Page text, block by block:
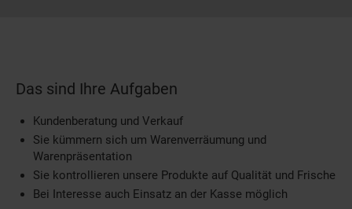
Das sind Ihre Aufgaben
Kundenberatung und Verkauf
Sie kümmern sich um Warenverräumung und
Warenpräsentation
Sie kontrollieren unsere Produkte auf Qualität und Frische
Bei Interesse auch Einsatz an der Kasse möglich